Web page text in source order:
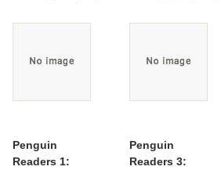
Penguin
Readers 1:
Penguin
Readers 3: